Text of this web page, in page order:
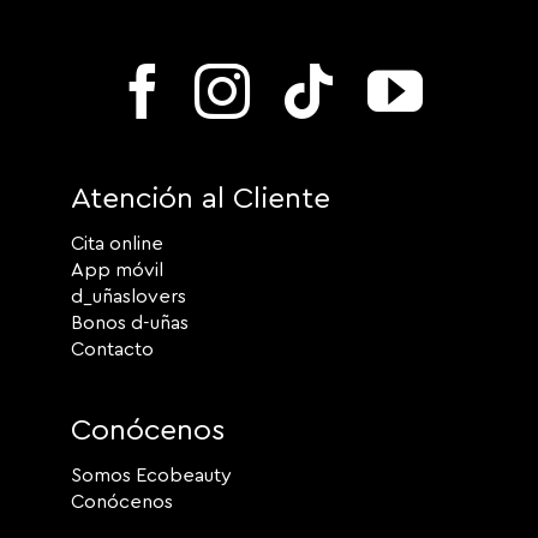
Atención al Cliente
Cita online
App móvil
d_uñaslovers
Bonos d-uñas
Contacto
Conócenos
Somos Ecobeauty
Conócenos